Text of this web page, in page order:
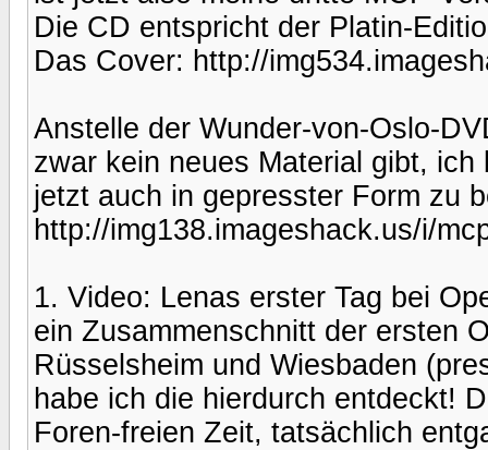
Die CD entspricht der Platin-
Das Cover: http://
Anstelle der Wunder-von-Oslo-
zwar kein neues Material gibt,
jetzt auch in gepresster Form zu
http://img138.imageshack.us/i/
1. Video: Lenas erster Tag bei
ein Zusammenschnitt der ersten
Rüsselsheim und Wiesbaden
habe ich die hierdurch entdeckt!
Foren-freien Zeit, tatsächlich